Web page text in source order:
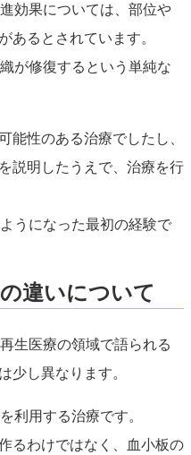
効果については、部位や
あるとされています。
が修復するという単純な
能性のある治療でしたし、
説明したうえで、治療を行
うになった最初の経験で
違いについて
生医療の領域で語られる
少し異なります。
利用する治療です。
るわけではなく、血小板の